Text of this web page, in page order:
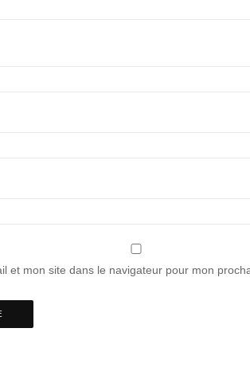
et mon site dans le navigateur pour mon